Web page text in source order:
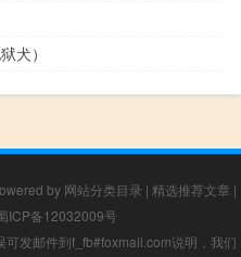
犬）
by 网站分类目录 | 精选推荐文章 |
ICP备12032009号
发邮件到f_fb#foxmail.com说明，我们